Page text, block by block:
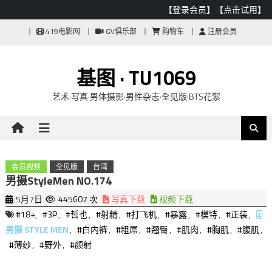
【登录会员】 【点击试用】
419电影网 GV俱乐部 购物车 注册会员
基图 · TU1069
艺术·写真·男体摄影·男性杂志·全见版·BTS花絮
会员视频 全见版 台湾
男摄StyleMen NO.174
5月7日 445607 次 写真下载
视频下载
#18+, #3P, #哲也, #射精, #打飞机, #暴露, #模特, #正装,
男摄 STYLE MEN, #白内裤, #粗屌, #翘臀, #肌肉, #胸肌, #腹肌,
#薄纱, #野外, #颜射